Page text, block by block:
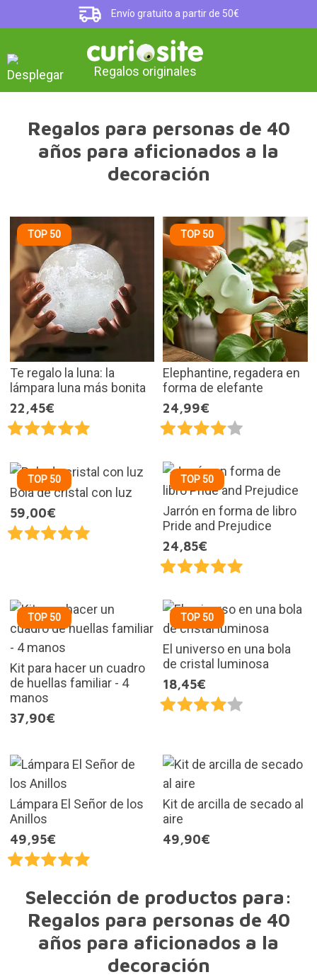
Envío gratuito a partir de 50€
Regalos originales
Regalos para personas de 40
años para aficionados a la
decoración
TOP 50
Te regalo la luna: la
lámpara luna más bonita
22,45€
TOP 50
Elephantine, regadera en
forma de elefante
24,99€
TOP 50
Bola de cristal con luz
59,00€
TOP 50
Jarrón en forma de libro
Pride and Prejudice
24,85€
TOP 50
Kit para hacer un cuadro
de huellas familiar - 4
manos
37,90€
TOP 50
El universo en una bola
de cristal luminosa
18,45€
Lámpara El Señor de los
Anillos
49,95€
Kit de arcilla de secado al
aire
49,90€
Selección de productos para:
Regalos para personas de 40
años para aficionados a la
decoración